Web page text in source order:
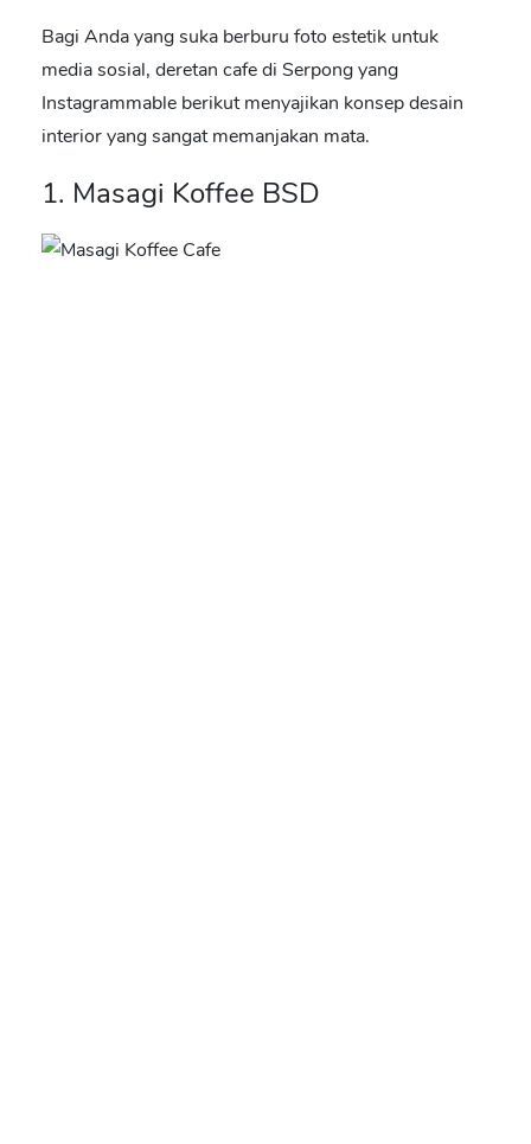
Bagi Anda yang suka berburu foto estetik untuk
media sosial, deretan cafe di Serpong yang
Instagrammable berikut menyajikan konsep desain
interior yang sangat memanjakan mata.
1. Masagi Koffee BSD